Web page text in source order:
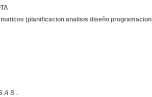
(planificacion analisis diseño programacion
A S...